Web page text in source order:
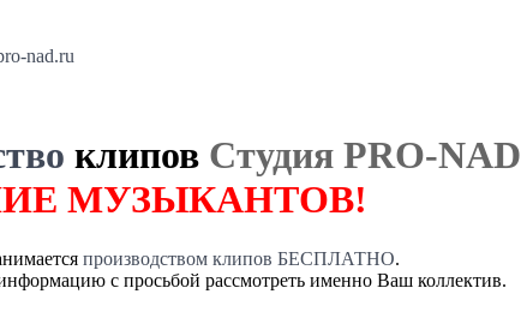
nad.ru
клипов Студия PRO-NAD
МУЗЫКАНТОВ!
производством клипов БЕСПЛАТНО.
с просьбой рассмотреть именно Ваш коллектив.